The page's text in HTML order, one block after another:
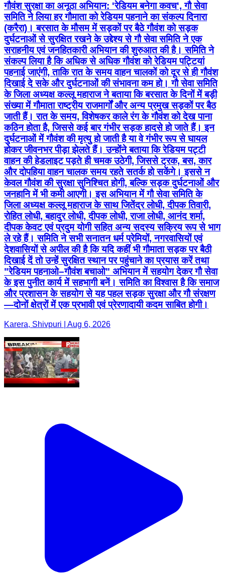
गौवंश सुरक्षा का अनूठा अभियान: 'रेडियम बनेगा कवच', गौ सेवा
समिति ने लिया हर गौमाता को रेडियम पहनाने का संकल्प दिनारा
(करैरा)। बरसात के मौसम में सड़कों पर बैठे गौवंश को सड़क
दुर्घटनाओं से सुरक्षित रखने के उद्देश्य से गौ सेवा समिति ने एक
सराहनीय एवं जनहितकारी अभियान की शुरुआत की है। समिति ने
संकल्प लिया है कि अधिक से अधिक गौवंश को रेडियम पट्टियां
पहनाई जाएंगी, ताकि रात के समय वाहन चालकों को दूर से ही गौवंश
दिखाई दे सके और दुर्घटनाओं की संभावना कम हो। गौ सेवा समिति
के जिला अध्यक्ष कल्लू महाराज ने बताया कि बरसात के दिनों में बड़ी
संख्या में गौमाता राष्ट्रीय राजमार्गों और अन्य प्रमुख सड़कों पर बैठ
जाती हैं। रात के समय, विशेषकर काले रंग के गौवंश को देख पाना
कठिन होता है, जिससे कई बार गंभीर सड़क हादसे हो जाते हैं। इन
दुर्घटनाओं में गौवंश की मृत्यु हो जाती है या वे गंभीर रूप से घायल
होकर जीवनभर पीड़ा झेलते हैं। उन्होंने बताया कि रेडियम पट्टी
वाहन की हेडलाइट पड़ते ही चमक उठेगी, जिससे ट्रक, बस, कार
और दोपहिया वाहन चालक समय रहते सतर्क हो सकेंगे। इससे न
केवल गौवंश की सुरक्षा सुनिश्चित होगी, बल्कि सड़क दुर्घटनाओं और
जनहानि में भी कमी आएगी। इस अभियान में गौ सेवा समिति के
जिला अध्यक्ष कल्लू महाराज के साथ जितेंद्र लोधी, दीपक तिवारी,
रोहित लोधी, बहादुर लोधी, दीपक लोधी, राजा लोधी, आनंद शर्मा,
दीपक केवट एवं प्रदुम योगी सहित अन्य सदस्य सक्रिय रूप से भाग
ले रहे हैं। समिति ने सभी सनातन धर्म प्रेमियों, नगरवासियों एवं
देशवासियों से अपील की है कि यदि कहीं भी गौमाता सड़क पर बैठी
दिखाई दें तो उन्हें सुरक्षित स्थान पर पहुंचाने का प्रयास करें तथा
"रेडियम पहनाओ–गौवंश बचाओ" अभियान में सहयोग देकर गौ सेवा
के इस पुनीत कार्य में सहभागी बनें। समिति का विश्वास है कि समाज
और प्रशासन के सहयोग से यह पहल सड़क सुरक्षा और गौ संरक्षण
—दोनों क्षेत्रों में एक प्रभावी एवं प्रेरणादायी कदम साबित होगी।
Karera, Shivpuri | Aug 6, 2026